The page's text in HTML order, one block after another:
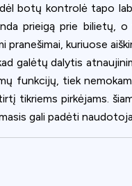
botų kontrolė tapo
prieigą prie bilietų,
kuriuose
galėtų dalytis
funkcijų, tiek
tikriems pirkėjams.
gali padėti